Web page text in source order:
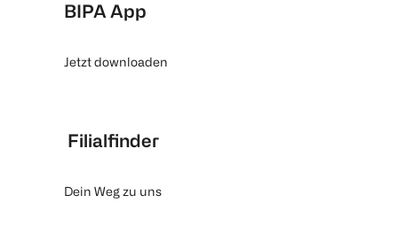
BIPA App
Jetzt downloaden
Filialfinder
Dein Weg zu uns